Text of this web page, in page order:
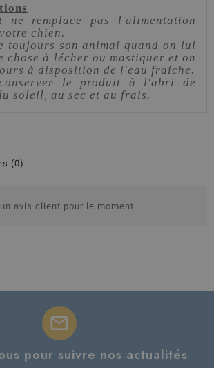
remplace pas l'alimentation
chien.
toujours son animal quand on lui
chose à lécher ou mastiquer et on
à disposition de l'eau fraiche.
le produit à l'abri de
soleil, au sec et au frais.
(0)
avis client pour le moment.
mail
pour suivre nos actualités